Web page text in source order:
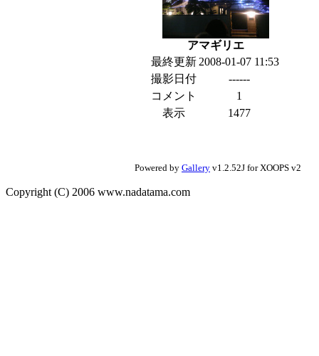
アマギリエ
最終更新 2008-01-07 11:53
撮影日付
------
コメント
1
表示
1477
Powered by Gallery v1.2.52J for XOOPS v2
Copyright (C) 2006 www.nadatama.com